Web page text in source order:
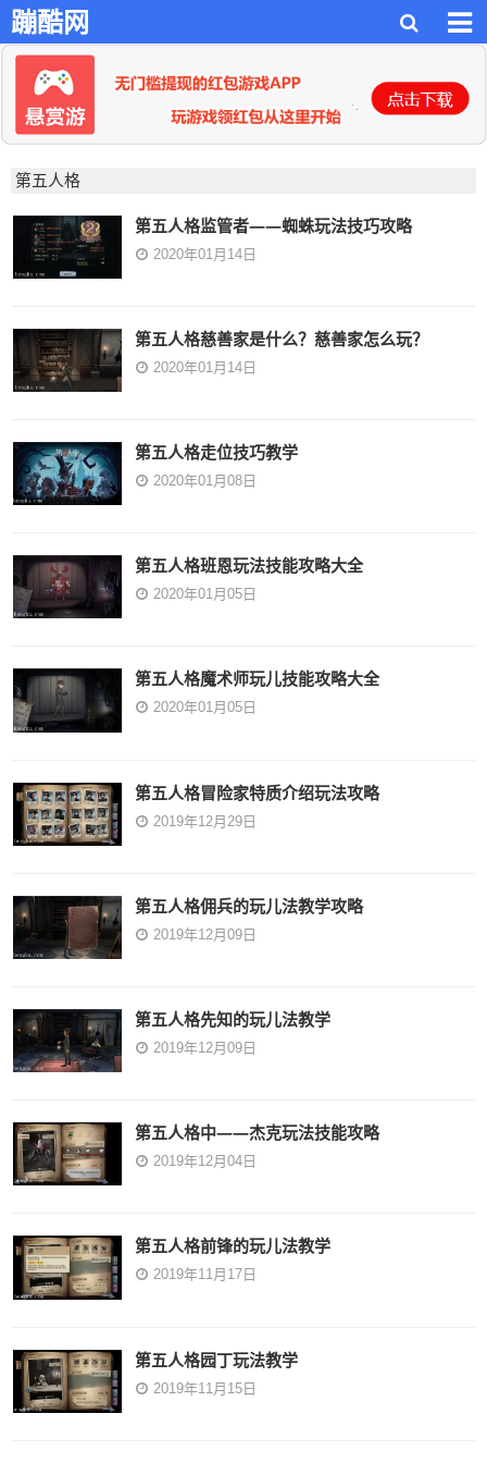
蹦酷网
第五人格
第五人格监管者——蜘蛛玩法技巧攻略
2020年01月14日
第五人格慈善家是什么？慈善家怎么玩？
2020年01月14日
第五人格走位技巧教学
2020年01月08日
第五人格班恩玩法技能攻略大全
2020年01月05日
第五人格魔术师玩儿技能攻略大全
2020年01月05日
​第五人格冒险家特质介绍玩法攻略
2019年12月29日
第五人格佣兵的玩儿法教学攻略
2019年12月09日
第五人格先知的玩儿法教学
2019年12月09日
第五人格中——杰克玩法技能攻略
2019年12月04日
第五人格前锋的玩儿法教学
2019年11月17日
第五人格园丁玩法教学
2019年11月15日